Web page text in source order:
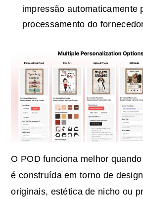
impressão automaticamente
processamento do
O POD funciona melhor
é construída em torno de
originais, estética de nicho ou